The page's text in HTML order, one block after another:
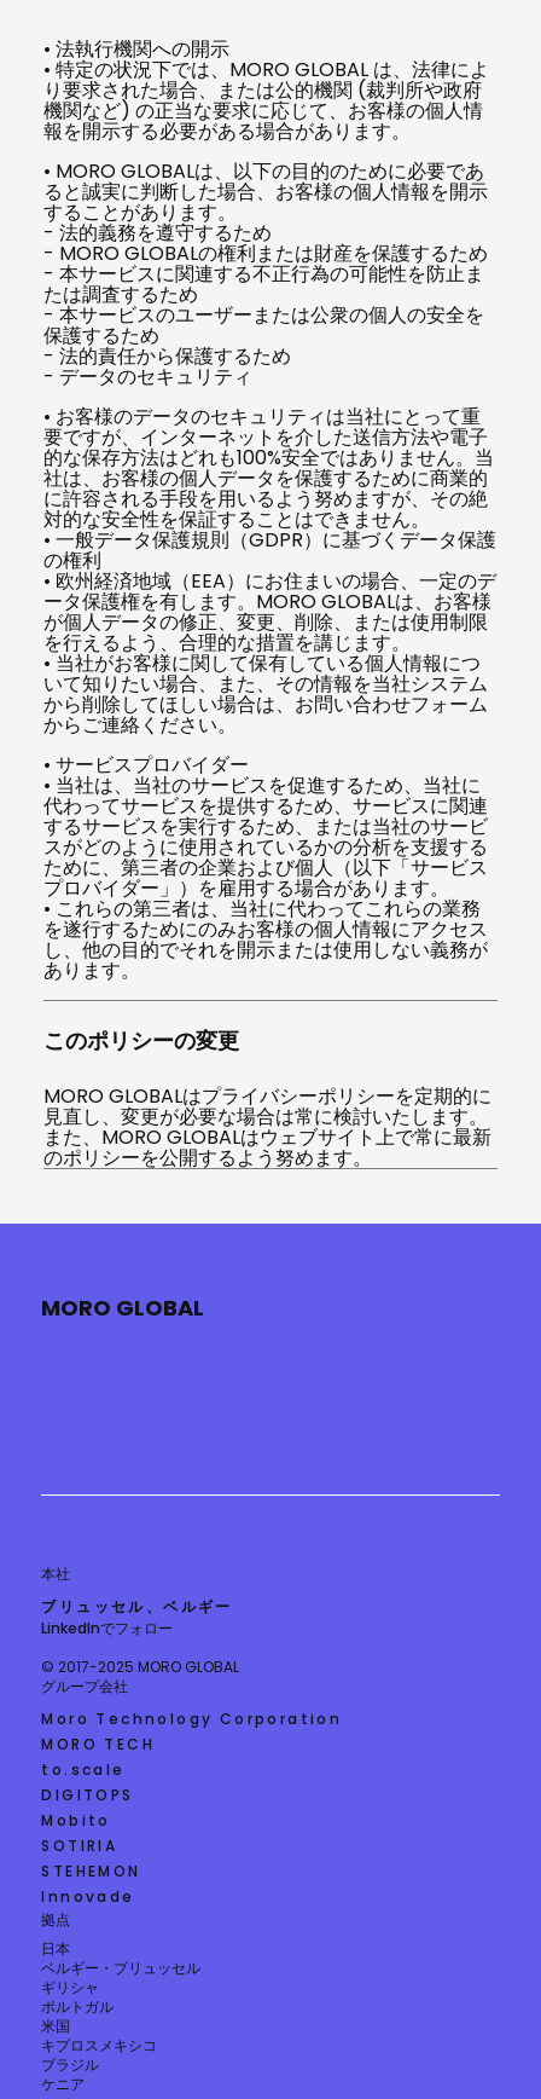
• 法執行機関への開示
• 特定の状況下では、MORO GLOBAL は、法律によ
り要求された場合、または公的機関 (裁判所や政府
機関など) の正当な要求に応じて、お客様の個人情
報を開示する必要がある場合があります。
• MORO GLOBALは、以下の目的のために必要であ
ると誠実に判断した場合、お客様の個人情報を開示
することがあります。
- 法的義務を遵守するため
- MORO GLOBALの権利または財産を保護するため
- 本サービスに関連する不正行為の可能性を防止ま
たは調査するため
- 本サービスのユーザーまたは公衆の個人の安全を
保護するため
- 法的責任から保護するため
- データのセキュリティ
• お客様のデータのセキュリティは当社にとって重
要ですが、インターネットを介した送信方法や電子
的な保存方法はどれも100%安全ではありません。当
社は、お客様の個人データを保護するために商業的
に許容される手段を用いるよう努めますが、その絶
対的な安全性を保証することはできません。
• 一般データ保護規則（GDPR）に基づくデータ保護
の権利
• 欧州経済地域（EEA）にお住まいの場合、一定のデ
ータ保護権を有します。MORO GLOBALは、お客様
が個人データの修正、変更、削除、または使用制限
を行えるよう、合理的な措置を講じます。
• 当社がお客様に関して保有している個人情報につ
いて知りたい場合、また、その情報を当社システム
から削除してほしい場合は、お問い合わせフォーム
からご連絡ください。
• サービスプロバイダー
• 当社は、当社のサービスを促進するため、当社に
代わってサービスを提供するため、サービスに関連
するサービスを実行するため、または当社のサービ
スがどのように使用されているかの分析を支援する
ために、第三者の企業および個人（以下「サービス
プロバイダー」）を雇用する場合があります。
• これらの第三者は、当社に代わってこれらの業務
を遂行するためにのみお客様の個人情報にアクセス
し、他の目的でそれを開示または使用しない義務が
あります。
このポリシーの変更
MORO GLOBALはプライバシーポリシーを定期的に
見直し、変更が必要な場合は常に検討いたします。
また、MORO GLOBALはウェブサイト上で常に最新
のポリシーを公開するよう努めます。
MORO GLOBAL
本社
ブリュッセル、ベルギー
LinkedInでフォロー
© 2017-2025 MORO GLOBAL
グループ会社
Moro Technology Corporation
MORO TECH
to.scale
DIGITOPS
Mobito
SOTIRIA
STEHEMON
Innovade
拠点
日本
ベルギー・ブリュッセル
ギリシャ
ポルトガル
米国
キプロスメキシコ
ブラジル
ケニア